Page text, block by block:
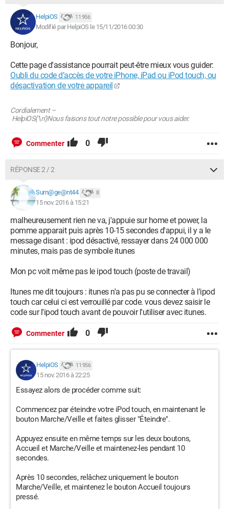
HelpiOS 11 956
Modifié par HelpiOS le 15/11/2016 00:30
Bonjour,
Cette page d'assistance pourrait peut-être mieux vous guider:
Oubli du code d’accès de votre iPhone, iPad ou iPod touch, ou
désactivation de votre appareil
Cordialement –
HelpiOS{'\n'}Nous faisons tout notre possible pour vous aider.
Commenter 0
RÉPONSE 2 / 2
Surn@ge@nt44 8
15 nov. 2016 à 15:21
malheureusement rien ne va, j'appuie sur home et power, la
pomme apparait puis après 10-15 secondes d'appui, il y a le
message disant : ipod désactivé, ressayer dans 24 000 000
minutes, mais pas de symbole itunes
Mon pc voit même pas le ipod touch (poste de travail)
Itunes me dit toujours : itunes n'a pas pu se connecter à l'ipod
touch car celui ci est verrouillé par code. vous devez saisir le
code sur l'ipod touch avant de pouvoir l'utiliser avec itunes.
Commenter 0
HelpiOS 11 956
15 nov. 2016 à 22:25
Essayez alors de procéder comme suit:
Commencez par éteindre votre iPod touch, en maintenant le
bouton Marche/Veille et faites glisser "Éteindre".
Appuyez ensuite en même temps sur les deux boutons,
Accueil et Marche/Veille et maintenez-les pendant 10
secondes.
Après 10 secondes, relâchez uniquement le bouton
Marche/Veille, et maintenez le bouton Accueil toujours
pressé.